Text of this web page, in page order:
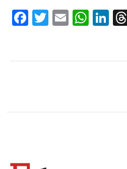
FacebookTwitterEmail